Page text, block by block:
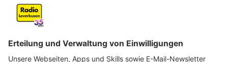
Video-Service zu laden!
Wir verwenden einen Service eines